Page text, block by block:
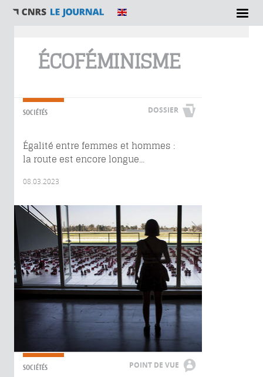
ÉCOFÉMINISME
SOCIÉTÉS DOSSIER
Égalité entre femmes et hommes :
la route est encore longue...
08.03.2023
SOCIÉTÉS POINT DE VUE